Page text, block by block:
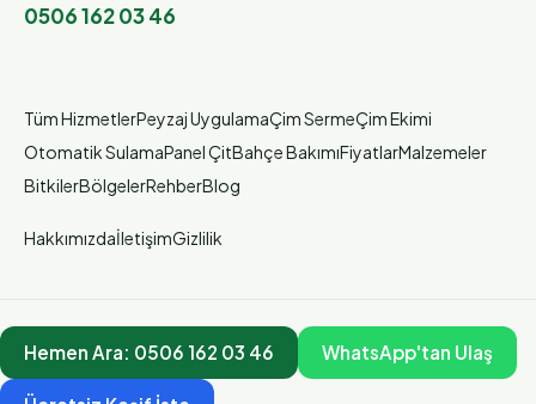
0506 162 03 46
Tüm HizmetlerPeyzaj UygulamaÇim SermeÇim Ekimi
Otomatik SulamaPanel ÇitBahçe BakımıFiyatlarMalzemeler
BitkilerBölgelerRehberBlog
HakkımızdaİletişimGizlilik
Hemen Ara: 0506 162 03 46 WhatsApp'tan Ulaş